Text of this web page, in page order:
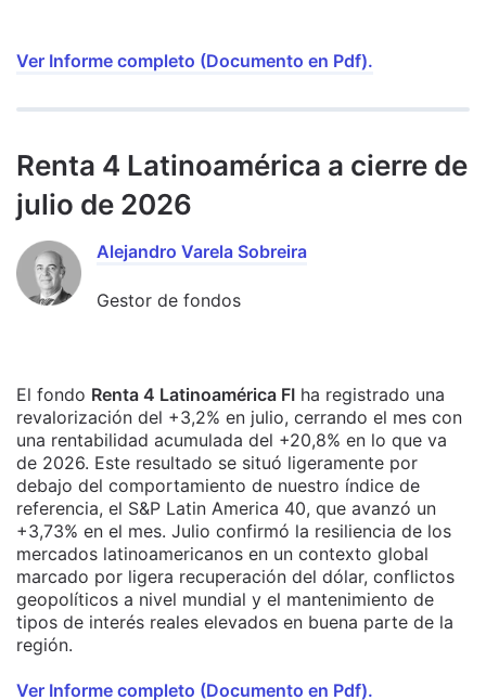
Ver Informe completo (Documento en Pdf).
Renta 4 Latinoamérica a cierre de
julio de 2026
Alejandro Varela Sobreira
Gestor de fondos
El fondo Renta 4 Latinoamérica FI ha registrado una
revalorización del +3,2% en julio, cerrando el mes con
una rentabilidad acumulada del +20,8% en lo que va
de 2026. Este resultado se situó ligeramente por
debajo del comportamiento de nuestro índice de
referencia, el S&P Latin America 40, que avanzó un
+3,73% en el mes. Julio confirmó la resiliencia de los
mercados latinoamericanos en un contexto global
marcado por ligera recuperación del dólar, conflictos
geopolíticos a nivel mundial y el mantenimiento de
tipos de interés reales elevados en buena parte de la
región.
Ver Informe completo (Documento en Pdf).